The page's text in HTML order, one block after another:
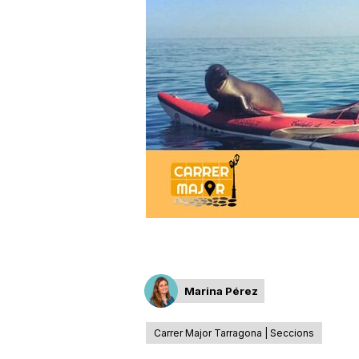
r
r
o
n
Marina Pérez
Carrer Major Tarragona | Seccions